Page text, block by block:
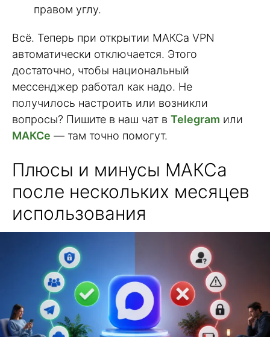
правом углу.
Всё. Теперь при открытии МАКСа VPN
автоматически отключается. Этого
достаточно, чтобы национальный
мессенджер работал как надо. Не
получилось настроить или возникли
вопросы? Пишите в наш чат в Telegram или
МАКСе — там точно помогут.
Плюсы и минусы МАКСа
после нескольких месяцев
использования